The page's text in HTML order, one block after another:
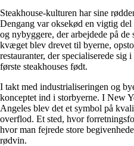
Steakhouse-kulturen har sine
Dengang var oksekød en vigtig
og nybyggere, der arbejdede på
kvæget blev drevet til byerne,
restauranter, der specialiserede sig
første steakhouses født.
I takt med industrialiseringen og
konceptet ind i storbyerne. I New
Angeles blev det et symbol på
overflod. Et sted, hvor
hvor man fejrede store
rødvin.